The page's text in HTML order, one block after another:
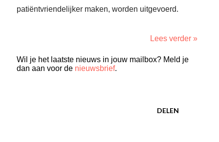
patiëntvriendelijker maken, worden uitgevoerd.
Lees verder »
Wil je het laatste nieuws in jouw mailbox? Meld je
dan aan voor de nieuwsbrief.
DELEN